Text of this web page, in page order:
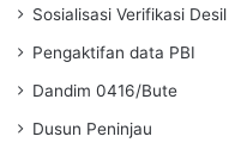
Sosialisasi Verifikasi Desil
Pengaktifan data PBI
Dandim 0416/Bute
Dusun Peninjau